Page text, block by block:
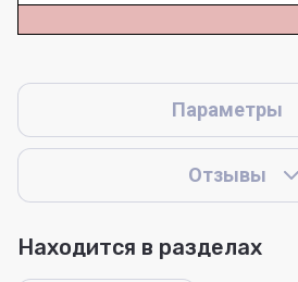
Параметры
Отзывы
Находится в разделах